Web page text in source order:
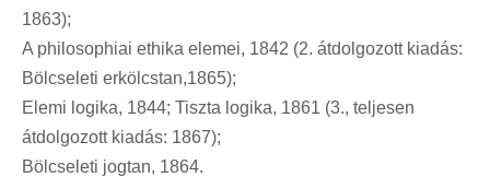
1863);
A philosophiai ethika elemei, 1842 (2. átdolgozott kiadás:
Bölcseleti erkölcstan,1865);
Elemi logika, 1844; Tiszta logika, 1861 (3., teljesen
átdolgozott kiadás: 1867);
Bölcseleti jogtan, 1864.